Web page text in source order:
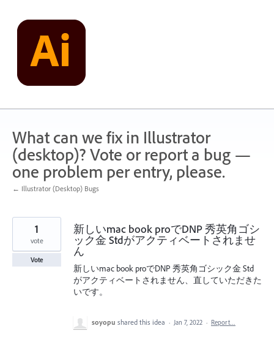
content
What can we fix in Illustrator
(desktop)? Vote or report a bug —
one problem per entry, please.
← Illustrator (Desktop) Bugs
新しいmac book proでDNP 秀英角ゴシ
ック金 Stdがアクティベートされませ
ん
新しいmac book proでDNP 秀英角ゴシック金 Std
がアクティベートされません、直していただきた
いです。
1
vote
Vote
soyopu shared this idea · Jan 7, 2022 · Report…